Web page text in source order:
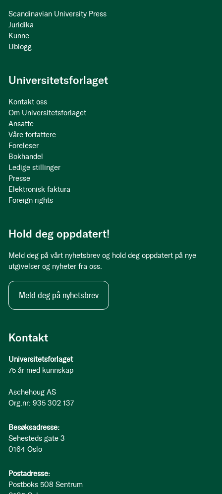
Kontakt
Universitetsforlaget
75 år med kunnskap
Aschehoug AS
Org.nr: 935 302 137
Besøksadresse:
Sehesteds gate 3
0164 Oslo
Postadresse:
Postboks 508 Sentrum
Scandinavian University Press
Juridika
Kunne
Ublogg
Universitetsforlaget
Kontakt oss
Om Universitetsforlaget
Ansatte
Våre forfattere
Foreleser
Bokhandel
Ledige stillinger
Presse
Elektronisk faktura
Foreign rights
Hold deg oppdatert!
Meld deg på vårt nyhetsbrev og hold deg oppdatert på nye
utgivelser og nyheter fra oss.
Meld deg på nyhetsbrev